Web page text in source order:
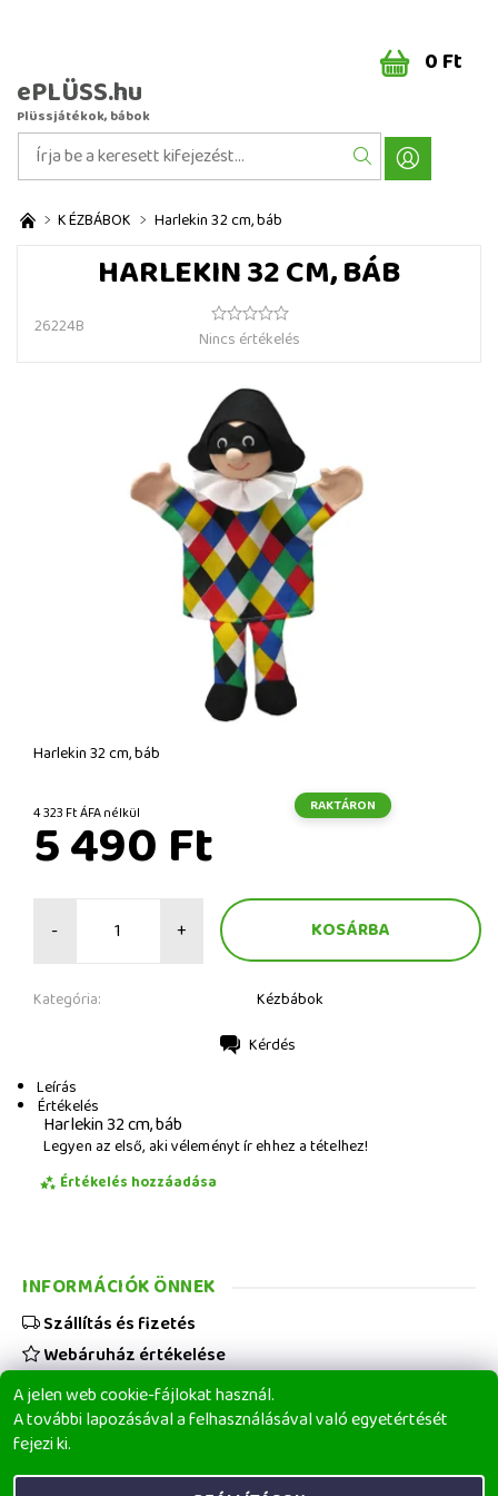
ePLÜSS.hu
Plüssjátékok, bábok
0 Ft
KÉZBÁBOK Harlekin 32 cm, báb
HARLEKIN 32 CM, BÁB
26224B
Nincs értékelés
Harlekin 32 cm, báb
4 323 Ft ÁFA nélkül RAKTÁRON
5 490 Ft
- +
Kategória: Kézbábok
Kérdés
Leírás
Értékelés
Harlekin 32 cm, báb
Legyen az első, aki véleményt ír ehhez a tételhez!
Értékelés hozzáadása
A jelen web cookie-fájlokat használ.
A további lapozásával a felhasználásával való egyetértését
fejezi ki.
INFORMÁCIÓK ÖNNEK
Szállítás és fizetés
Webáruház értékelése
Viszonteladóknak
Üzleti feltételek
Elérhetőségeink